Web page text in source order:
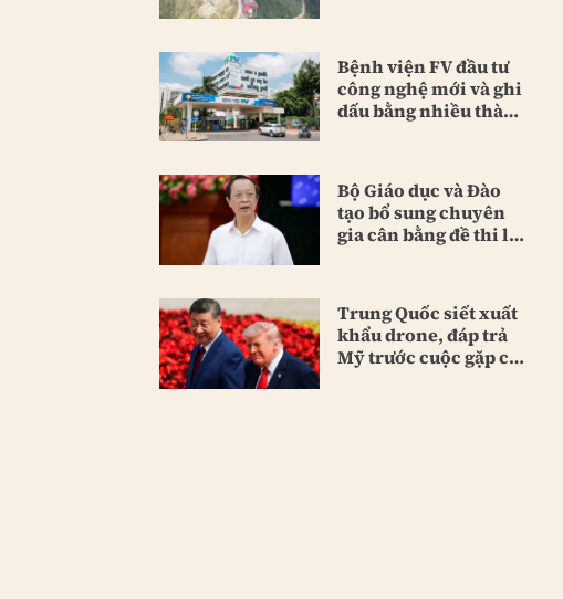
Bệnh viện FV đầu tư
công nghệ mới và ghi
dấu bằng nhiều thành
Bộ Giáo dục và Đào
tạo bổ sung chuyên
gia cân bằng đề thi lại
Trung Quốc siết xuất
khẩu drone, đáp trả
Mỹ trước cuộc gặp cấp